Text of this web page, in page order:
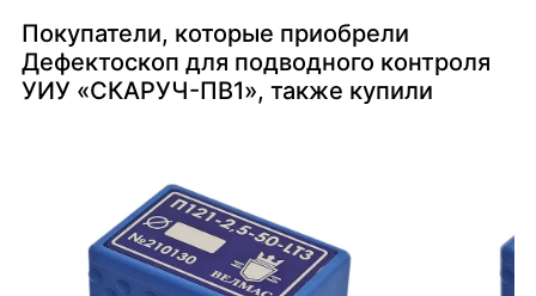
Покупатели, которые приобрели
Дефектоскоп для подводного контроля
УИУ «СКАРУЧ-ПВ1», также купили